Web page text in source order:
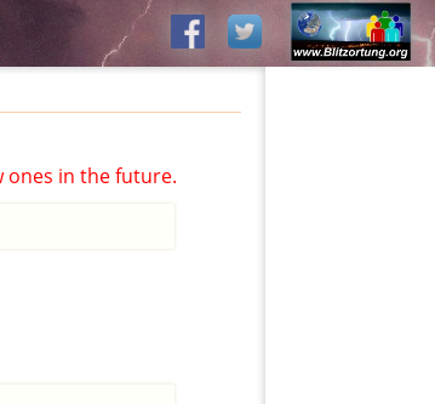
ones in the future.